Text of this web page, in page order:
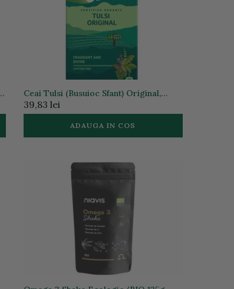
Ceai Tulsi (Busuioc Sfant) Original,
Antistres & Energizant 25 plicuri ECO|
Organic India
39,83 lei
ADAUGA IN COS